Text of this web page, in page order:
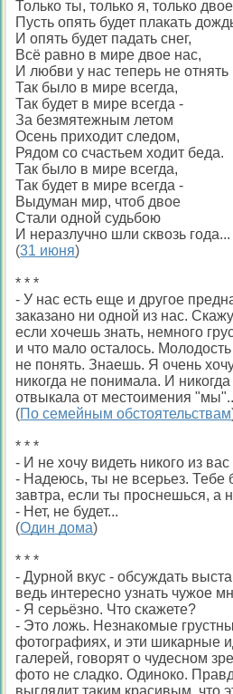
Только ты, только я, только
Пусть опять будет плакать
И опять будет падать снег,
Всё равно в мире двое нас,
И любви у нас теперь не отнять
Так было в мире всегда,
Так будет в мире всегда -
За безмятежным летом
Осень приходит следом,
Рядом со счастьем ходит беда.
Так было в мире всегда,
Так будет в мире всегда -
Выдуман мир, чтоб двое
Стали одной судьбою
И неразлучно шли сквозь года...
(31 июня)
* * *
- У нас есть еще и другое
заказано ни одной из нас.
если хочешь знать, немного
и что мало осталось. Молодость
не понять. Знаешь. Я очень
никогда не понимала. И
отвыкала от местоимения
(По семейным обстоятельствам
* * *
- И не хочу видеть никого из
- Надеюсь, ты не всерьез. Тебе
завтра, если ты проснешься, а
- Нет, не будет...
(Один дома)
* * *
- Дурной вкус - обсуждать
ведь интересно узнать чужое
- Я серьёзно. Что скажете?
- Это ложь. Незнакомые
фотографиях, и эти шикарные
галерей, говорят о чудесном
фото не сладко. Одиноко.
выглядит таким красивым, что